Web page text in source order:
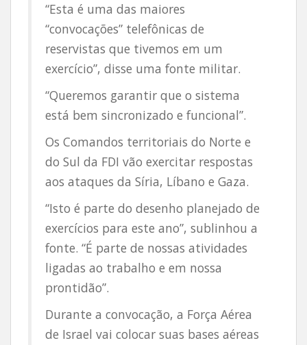
“Esta é uma das maiores
“convocações” telefônicas de
reservistas que tivemos em um
exercício”, disse uma fonte militar.
“Queremos garantir que o sistema
está bem sincronizado e funcional”.
Os Comandos territoriais do Norte e
do Sul da FDI vão exercitar respostas
aos ataques da Síria, Líbano e Gaza.
“Isto é parte do desenho planejado de
exercícios para este ano”, sublinhou a
fonte. “É parte de nossas atividades
ligadas ao trabalho e em nossa
prontidão”.
Durante a convocação, a Força Aérea
de Israel vai colocar suas bases aéreas